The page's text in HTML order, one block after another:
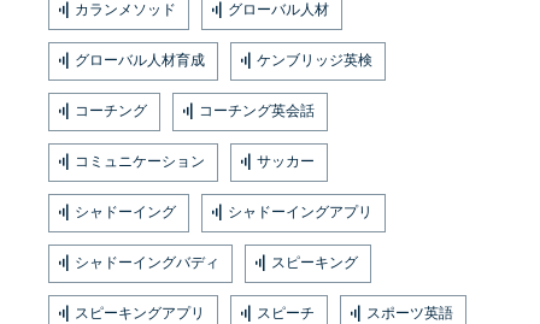
カランメソッド グローバル人材
グローバル人材育成 ケンブリッジ英検
コーチング コーチング英会話
コミュニケーション サッカー
シャドーイング シャドーイングアプリ
シャドーイングバディ スピーキング
スピーキングアプリ スピーチ スポーツ英語